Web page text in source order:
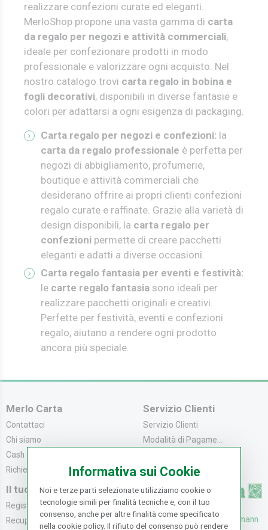
realizzare confezioni curate ed eleganti.
MerloShop propone una vasta gamma di carta
da regalo per negozi e attività commerciali,
ideale per confezionare prodotti in modo
professionale e valorizzare ogni acquisto. Nel
nostro catalogo trovi carta regalo in bobina e
fogli decorativi, disponibili in diverse fantasie e
colori per adattarsi a ogni esigenza di packaging.
Carta regalo per negozi e confezioni: la
carta da regalo professionale è perfetta per
negozi di abbigliamento, profumerie,
boutique e attività commerciali che
desiderano offrire ai propri clienti confezioni
regalo curate e raffinate. Grazie alla varietà di
design disponibili, la carta regalo per
confezioni permette di creare pacchetti
eleganti e adatti a diverse occasioni.
Carta regalo fantasia per eventi e festività:
le carte regalo fantasia sono ideali per
realizzare pacchetti originali e creativi.
Perfette per festività, eventi e confezioni
regalo, aiutano a rendere ogni prodotto
ancora più speciale.
Merlo Carta
Contattaci
Chi siamo
Cash & Carry
Richiedi catalogo
Servizio Clienti
Servizio Clienti
Modalità di Pagame...
Resi e Recessi
Il tuo Account
Registrati
Recupera la Passwo...
UFFICI: V. Senna 44/46, Osmann
Informativa sui Cookie
Noi e terze parti selezionate utilizziamo cookie o
tecnologie simili per finalità tecniche e, con il tuo
consenso, anche per altre finalità come specificato
nella cookie policy. Il rifiuto del consenso può rendere